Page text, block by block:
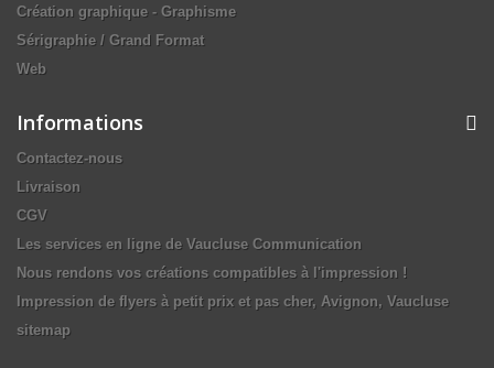
Création graphique - Graphisme
Sérigraphie / Grand Format
Web
Informations
Contactez-nous
Livraison
CGV
Les services en ligne de Vaucluse Communication
Nous rendons vos créations compatibles à l'impression !
Impression de flyers à petit prix et pas cher, Avignon, Vaucluse
sitemap